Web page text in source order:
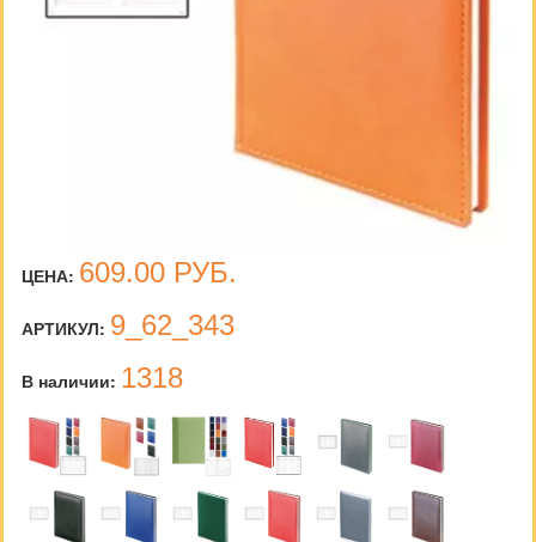
ЦЕНА: 609.00 РУБ.
АРТИКУЛ: 9_62_343
В наличии: 1318